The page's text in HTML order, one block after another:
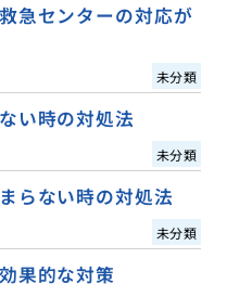
急センターの対応が
未分類
い時の対処法
未分類
らない時の対処法
未分類
果的な対策